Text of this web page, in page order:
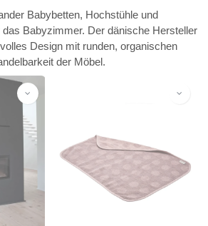
Babybetten, Hochstühle und
das Babyzimmer. Der dänische Hersteller
Design mit runden, organischen
der Möbel.